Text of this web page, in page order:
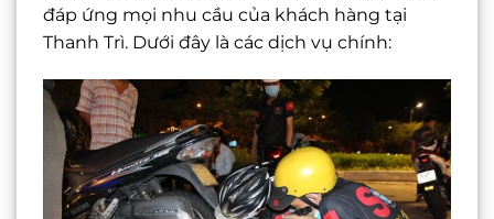
đáp ứng mọi nhu cầu của khách hàng tại
Thanh Trì. Dưới đây là các dịch vụ chính: